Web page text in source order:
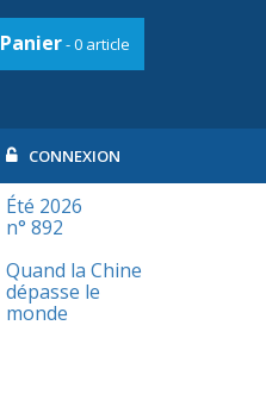
Panier- 0 article
CONNEXION
Été 2026
n° 892
Quand la Chine
dépasse le
monde